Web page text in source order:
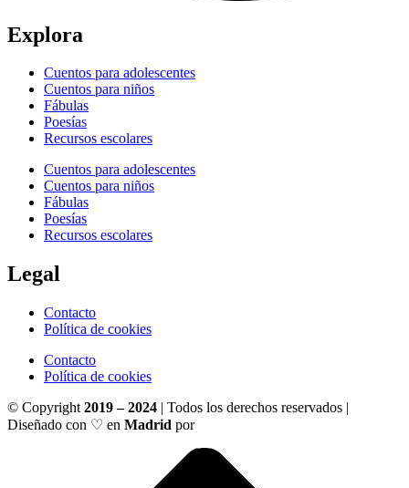
Explora
Cuentos para adolescentes
Cuentos para niños
Fábulas
Poesías
Recursos escolares
Cuentos para adolescentes
Cuentos para niños
Fábulas
Poesías
Recursos escolares
Legal
Contacto
Política de cookies
Contacto
Política de cookies
© Copyright 2019 – 2024 | Todos los derechos reservados |
Diseñado con ♡ en Madrid por